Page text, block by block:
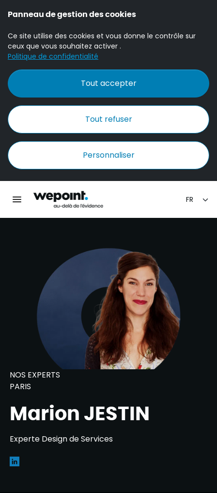
Panneau de gestion des cookies
Ce site utilise des cookies et vous donne le contrôle sur
ceux que vous souhaitez activer .
Politique de confidentialité
Tout accepter
Tout refuser
Personnaliser
Ouvrir la navigation principale
NOS EXPERTS
PARIS
Marion JESTIN
Experte Design de Services